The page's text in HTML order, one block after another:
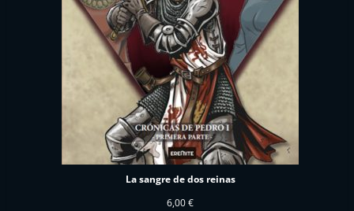
La sangre de dos reinas
6,00€